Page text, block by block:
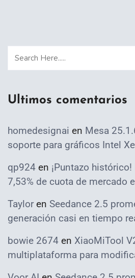
Ultimos comentarios
homedesignai en Mesa
soporte para gráficos Intel
qp924 en ¡Puntazo
7,53% de cuota de mercado
Taylor en Seedance 2.5
generación casi en tiempo
bowie 2674 en XiaoMiTool
multiplataforma para